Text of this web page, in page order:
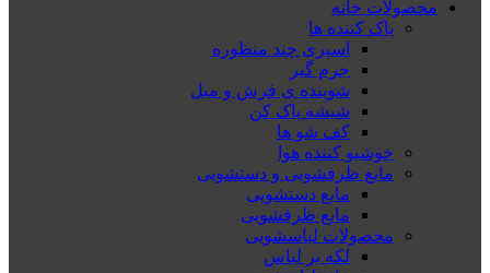
محصولات خانه
پاک کننده ها
اسپری چند منظوره
جرم گیر
شوینده ی فرش و مبل
شیشه پاک کن
کف شو ها
خوشبو کننده هوا
مایع ظرفشویی و دستشویی
مایع دستشویی
مایع ظرفشویی
محصولات لباسشویی
لکه بر لباس